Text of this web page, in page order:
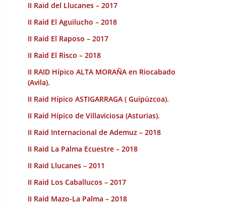
II Raid del Llucanes – 2017
II Raid El Aguilucho – 2018
II Raid El Raposo – 2017
II Raid El Risco – 2018
II RAID Hípico ALTA MORAÑA en Riocabado
(Avila).
II Raid Hípico ASTIGARRAGA ( Guipúzcoa).
II Raid Hípico de Villaviciosa (Asturias).
II Raid Internacional de Ademuz – 2018
II Raid La Palma Ecuestre – 2018
II Raid Llucanes – 2011
II Raid Los Caballucos – 2017
II Raid Mazo-La Palma – 2018